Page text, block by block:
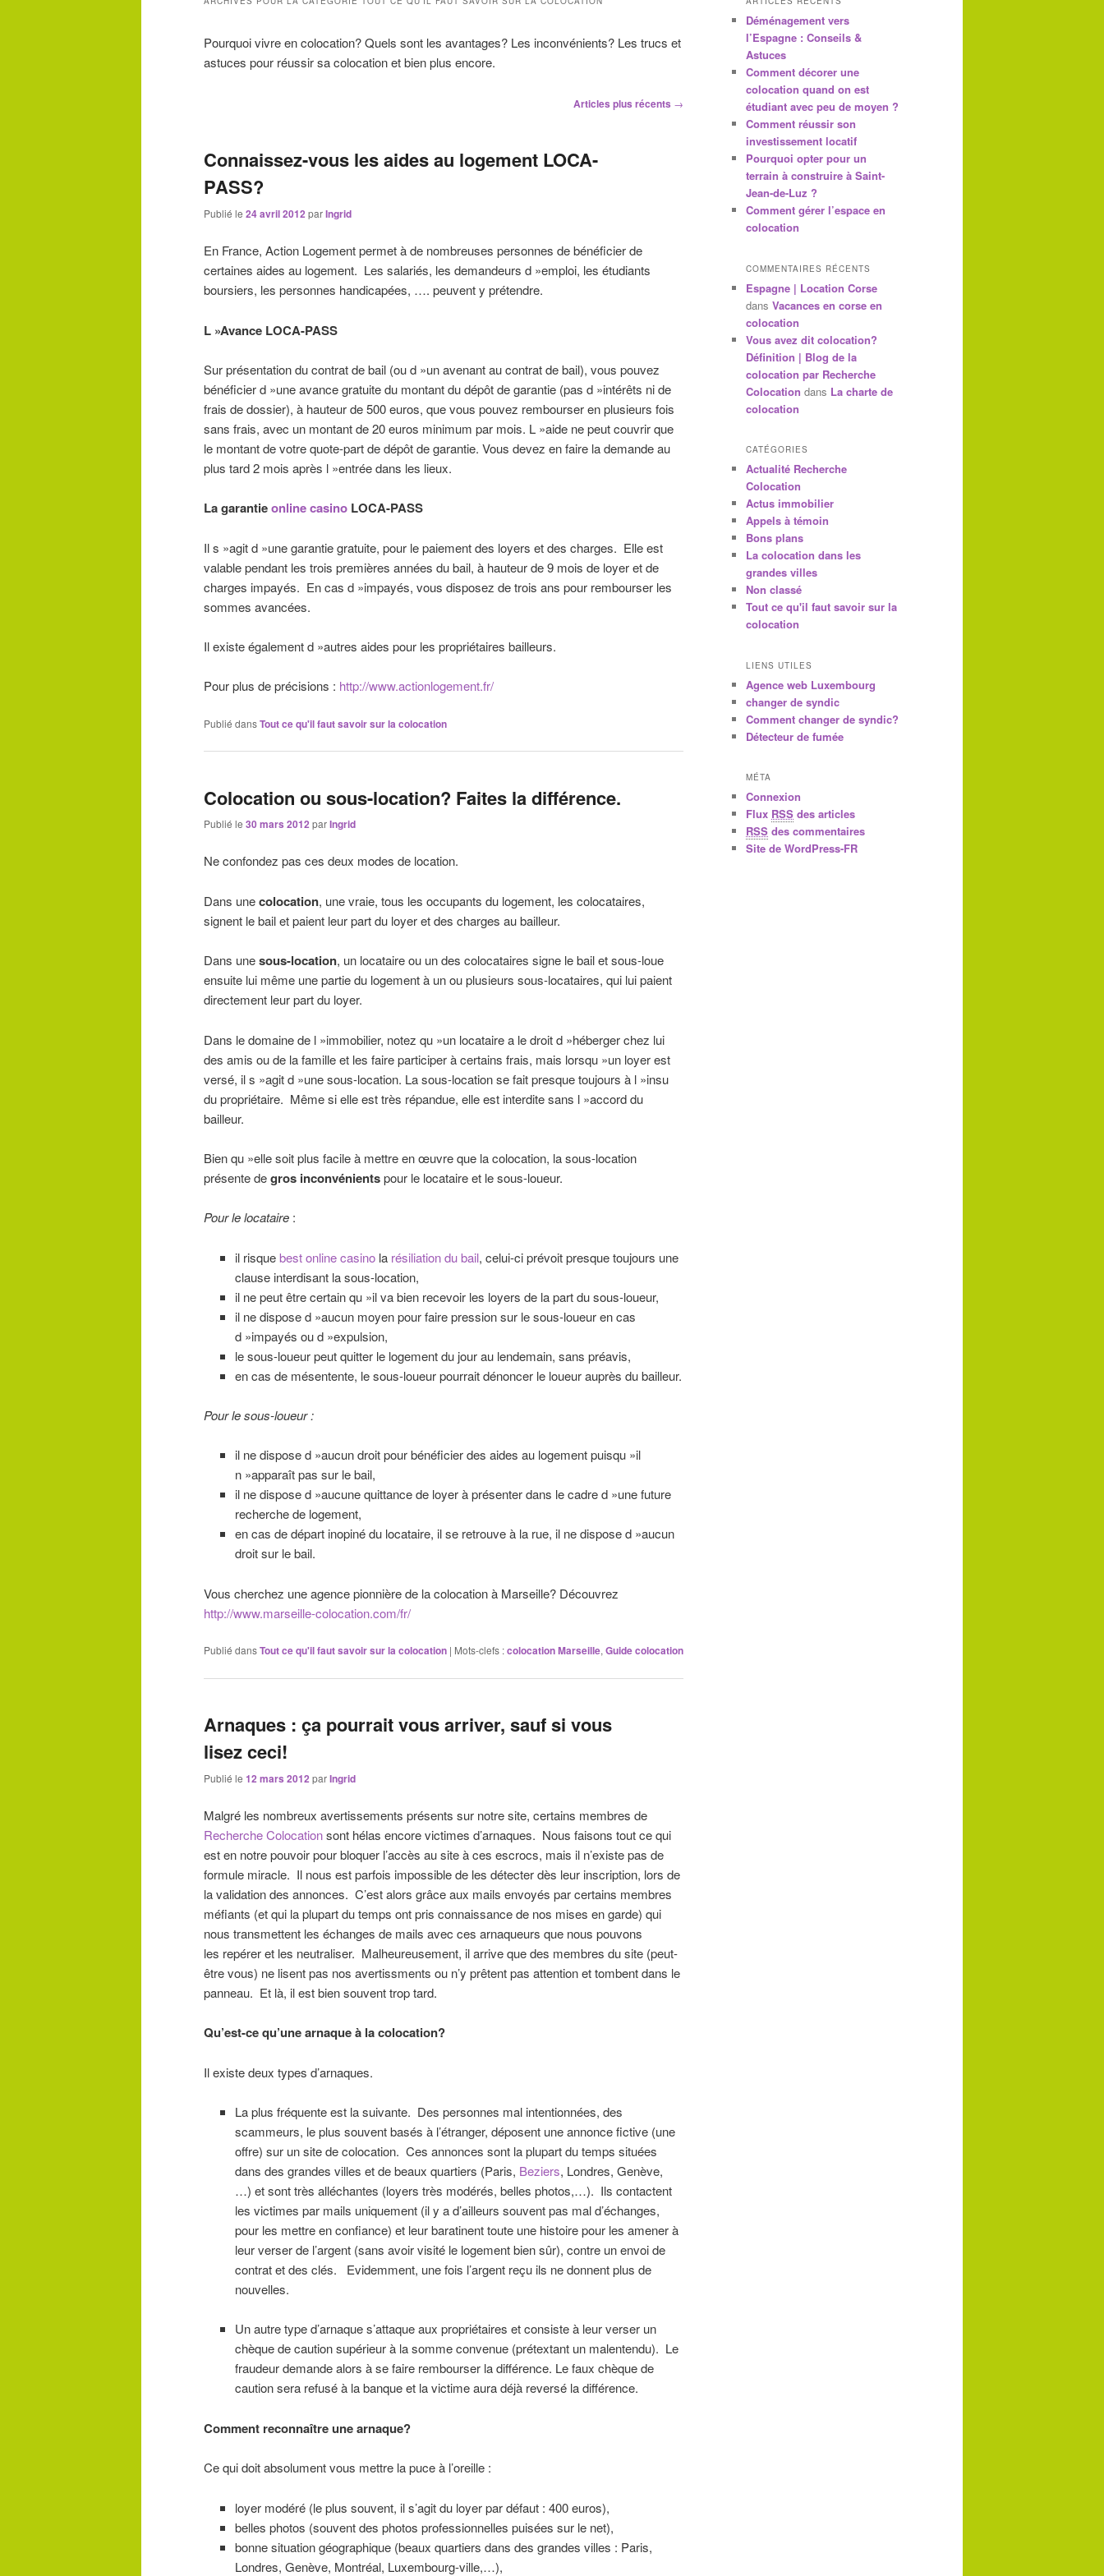
Pourquoi vivre en colocation? Quels sont les avantages? Les inconvénients? Les trucs et
astuces pour réussir sa colocation et bien plus encore.
Articles plus récents →
Connaissez-vous les aides au logement LOCA-
PASS?
Publié le 24 avril 2012 parIngrid
En France, Action Logement permet à de nombreuses personnes de bénéficier de
certaines aides au logement. Les salariés, les demandeurs d »emploi, les étudiants
boursiers, les personnes handicapées, …. peuvent y prétendre.
L »Avance LOCA-PASS
Sur présentation du contrat de bail (ou d »un avenant au contrat de bail), vous pouvez
bénéficier d »une avance gratuite du montant du dépôt de garantie (pas d »intérêts ni de
frais de dossier), à hauteur de 500 euros, que vous pouvez rembourser en plusieurs fois
sans frais, avec un montant de 20 euros minimum par mois. L »aide ne peut couvrir que
le montant de votre quote-part de dépôt de garantie. Vous devez en faire la demande au
plus tard 2 mois après l »entrée dans les lieux.
La garantieonline casino LOCA-PASS
Il s »agit d »une garantie gratuite, pour le paiement des loyers et des charges. Elle est
valable pendant les trois premières années du bail, à hauteur de 9 mois de loyer et de
charges impayés. En cas d »impayés, vous disposez de trois ans pour rembourser les
sommes avancées.
Il existe également d »autres aides pour les propriétaires bailleurs.
Pour plus de précisions : http://www.actionlogement.fr/
Publié dansTout ce qu'il faut savoir sur la colocation
Colocation ou sous-location? Faites la différence.
Publié le 30 mars 2012 parIngrid
Ne confondez pas ces deux modes de location.
Dans unecolocation, une vraie, tous les occupants du logement, les colocataires,
signent le bail et paient leur part du loyer et des charges au bailleur.
Dans unesous-location, un locataire ou un des colocataires signe le bail et sous-loue
ensuite lui même une partie du logement à un ou plusieurs sous-locataires, qui lui paient
directement leur part du loyer.
Dans le domaine de l »immobilier, notez qu »un locataire a le droit d »héberger chez lui
des amis ou de la famille et les faire participer à certains frais, mais lorsqu »un loyer est
versé, il s »agit d »une sous-location. La sous-location se fait presque toujours à l »insu
du propriétaire. Même si elle est très répandue, elle est interdite sans l »accord du
bailleur.
Bien qu »elle soit plus facile à mettre en œuvre que la colocation, la sous-location
présente degros inconvénientspour le locataire et le sous-loueur.
Pour le locataire :
il risquebest online casinola résiliation du bail, celui-ci prévoit presque toujours une
clause interdisant la sous-location,
il ne peut être certain qu »il va bien recevoir les loyers de la part du sous-loueur,
il ne dispose d »aucun moyen pour faire pression sur le sous-loueur en cas
d »impayés ou d »expulsion,
le sous-loueur peut quitter le logement du jour au lendemain, sans préavis,
en cas de mésentente, le sous-loueur pourrait dénoncer le loueur auprès du bailleur.
Pour le sous-loueur :
il ne dispose d »aucun droit pour bénéficier des aides au logement puisqu »il
n »apparaît pas sur le bail,
il ne dispose d »aucune quittance de loyer à présenter dans le cadre d »une future
recherche de logement,
en cas de départ inopiné du locataire, il se retrouve à la rue, il ne dispose d »aucun
droit sur le bail.
Vous cherchez une agence pionnière de la colocation à Marseille? Découvrez
http://www.marseille-colocation.com/fr/
Publié dansTout ce qu'il faut savoir sur la colocation | Mots-clefs :colocation Marseille, Guide colocation
Arnaques : ça pourrait vous arriver, sauf si vous
lisez ceci!
Publié le 12 mars 2012 parIngrid
Malgré les nombreux avertissements présents sur notre site, certains membres de
Recherche Colocationsont hélas encore victimes d’arnaques. Nous faisons tout ce qui
est en notre pouvoir pour bloquer l’accès au site à ces escrocs, mais il n’existe pas de
formule miracle. Il nous est parfois impossible de les détecter dès leur inscription, lors de
la validation des annonces. C’est alors grâce aux mails envoyés par certains membres
méfiants (et qui la plupart du temps ont pris connaissance de nos mises en garde) qui
nous transmettent les échanges de mails avec ces arnaqueurs que nous pouvons
les repérer et les neutraliser. Malheureusement, il arrive que des membres du site (peut-
être vous) ne lisent pas nos avertissments ou n’y prêtent pas attention et tombent dans le
panneau. Et là, il est bien souvent trop tard.
Qu’est-ce qu’une arnaque à la colocation?
Il existe deux types d’arnaques.
La plus fréquente est la suivante. Des personnes mal intentionnées, des
scammeurs, le plus souvent basés à l’étranger, déposent une annonce fictive (une
offre) sur un site de colocation. Ces annonces sont la plupart du temps situées
dans des grandes villes et de beaux quartiers (Paris, Beziers, Londres, Genève,
…) et sont très alléchantes (loyers très modérés, belles photos,…). Ils contactent
les victimes par mails uniquement (il y a d’ailleurs souvent pas mal d’échanges,
pour les mettre en confiance) et leur baratinent toute une histoire pour les amener à
leur verser de l’argent (sans avoir visité le logement bien sûr), contre un envoi de
contrat et des clés. Evidemment, une fois l’argent reçu ils ne donnent plus de
nouvelles.
Un autre type d’arnaque s’attaque aux propriétaires et consiste à leur verser un
chèque de caution supérieur à la somme convenue (prétextant un malentendu). Le
fraudeur demande alors à se faire rembourser la différence. Le faux chèque de
caution sera refusé à la banque et la victime aura déjà reversé la différence.
Comment reconnaître une arnaque?
Ce qui doit absolument vous mettre la puce à l’oreille :
loyer modéré (le plus souvent, il s’agit du loyer par défaut : 400 euros),
belles photos (souvent des photos professionnelles puisées sur le net),
bonne situation géographique (beaux quartiers dans des grandes villes : Paris,
Londres, Genève, Montréal, Luxembourg-ville,…),
Déménagement vers
l’Espagne : Conseils &
Astuces
Comment décorer une
colocation quand on est
étudiant avec peu de moyen ?
Comment réussir son
investissement locatif
Pourquoi opter pour un
terrain à construire à Saint-
Jean-de-Luz ?
Comment gérer l’espace en
colocation
COMMENTAIRES RÉCENTS
Espagne | Location Corse
dans Vacances en corse en
colocation
Vous avez dit colocation?
Définition | Blog de la
colocation par Recherche
Colocation dans La charte de
colocation
CATÉGORIES
Actualité Recherche
Colocation
Actus immobilier
Appels à témoin
Bons plans
La colocation dans les
grandes villes
Non classé
Tout ce qu'il faut savoir sur la
colocation
LIENS UTILES
Agence web Luxembourg
changer de syndic
Comment changer de syndic?
Détecteur de fumée
MÉTA
Connexion
Flux RSS des articles
RSS des commentaires
Site de WordPress-FR